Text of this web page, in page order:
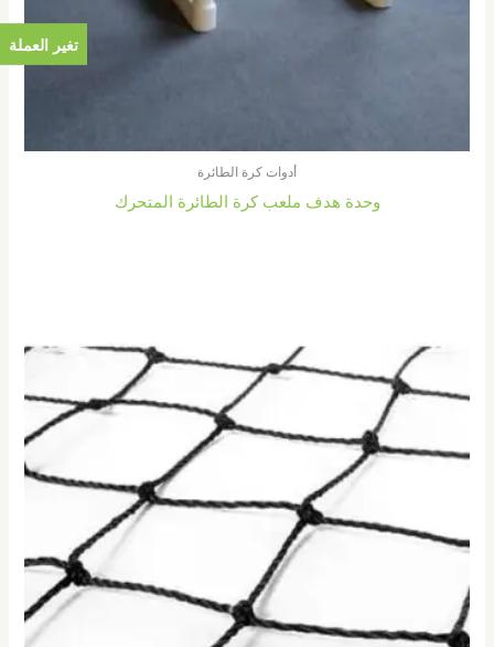
أدوات كرة الطائرة
وحدة هدف ملعب كرة الطائرة المتحرك
تغير العملة